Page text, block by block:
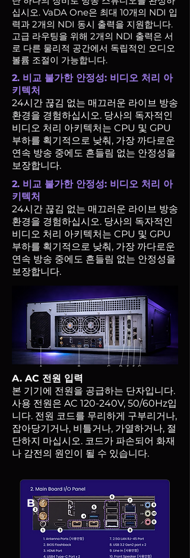
십시오. VaDA One은 최대 10개의 NDI 입
력과 2개의 NDI 동시 출력을 지원합니다.
고급 라우팅을 위해 2개의 NDI 출력은 서
로 다른 물리적 공간에서 독립적인 오디오
볼륨 조절이 가능합니다.
2. 비교 불가한 안정성: 비디오 처리 아
키텍처
24시간 끊김 없는 매끄러운 라이브 방송
환경을 경험하십시오. 당사의 독자적인
비디오 처리 아키텍처는 CPU 및 GPU
부하를 획기적으로 낮춰, 가장 까다로운
연속 방송 중에도 흔들림 없는 안정성을
보장합니다.
2. 비교 불가한 안정성: 비디오 처리 아
키텍처
24시간 끊김 없는 매끄러운 라이브 방송
환경을 경험하십시오. 당사의 독자적인
비디오 처리 아키텍처는 CPU 및 GPU
부하를 획기적으로 낮춰, 가장 까다로운
연속 방송 중에도 흔들림 없는 안정성을
보장합니다.
A. AC 전원 입력
본 기기에 전원을 공급하는 단자입니다.
사용 전원은 AC 120-240V, 50/60Hz입
니다. 전원 코드를 무리하게 구부리거나,
잡아당기거나, 비틀거나, 가열하거나, 절
단하지 마십시오. 코드가 파손되어 화재
나 감전의 원인이 될 수 있습니다.
B